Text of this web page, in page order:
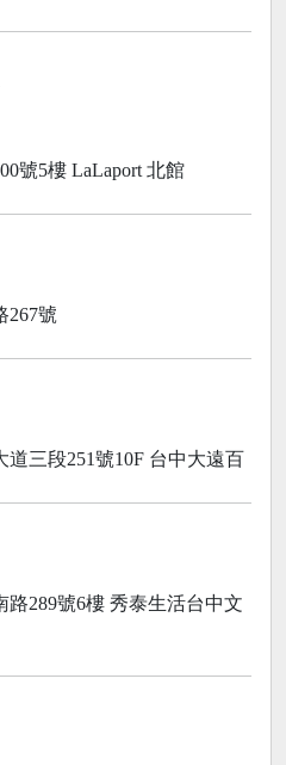
號5樓 LaLaport 北館
267號
道三段251號10F 台中大遠百
路289號6樓 秀泰生活台中文